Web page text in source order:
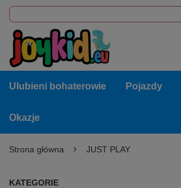
Ulubieni bohaterowie Pojazdy
Okazje
Strona główna JUST PLAY
KATEGORIE